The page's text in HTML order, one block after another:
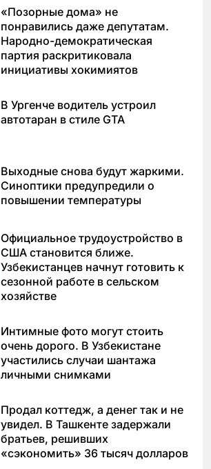
«Позорные дома» не
понравились даже депутатам.
Народно-демократическая
партия раскритиковала
инициативы хокимиятов
В Ургенче водитель устроил
автотаран в стиле GTA
Выходные снова будут жаркими.
Синоптики предупредили о
повышении температуры
Официальное трудоустройство в
США становится ближе.
Узбекистанцев начнут готовить к
сезонной работе в сельском
хозяйстве
Интимные фото могут стоить
очень дорого. В Узбекистане
участились случаи шантажа
личными снимками
Продал коттедж, а денег так и не
увидел. В Ташкенте задержали
братьев, решивших
«сэкономить» 36 тысяч долларов